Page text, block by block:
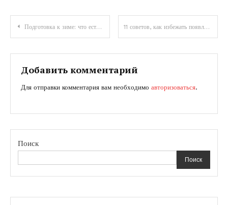
Навигация
по
записям
Подготовка к зиме: что есть в холода 11 советов, как избежать появления камней в почках
Добавить комментарий
Для отправки комментария вам необходимо авторизоваться.
Поиск
Поиск